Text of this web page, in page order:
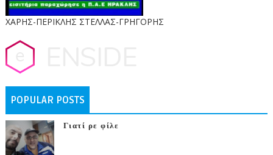
ΧΑΡΗΣ-ΠΕΡΙΚΛΗΣ ΣΤΕΛΛΑΣ-ΓΡΗΓΟΡΗΣ
POPULAR POSTS
Γιατί ρε φίλε